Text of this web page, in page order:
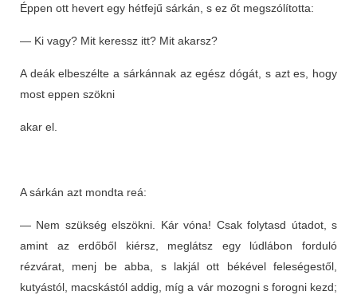
Éppen ott hevert egy hétfejű sárkán, s ez őt megszólította:
— Ki vagy? Mit keressz itt? Mit akarsz?
A deák elbeszélte a sárkánnak az egész dógát, s azt es, hogy
most eppen szökni
akar el.
A sárkán azt mondta reá:
— Nem szükség elszökni. Kár vóna! Csak folytasd útadot, s
amint az erdőből kiérsz, meglátsz egy lúdlábon forduló
rézvárat, menj be abba, s lakjál ott békével feleségestől,
kutyástól, macskástól addig, míg a vár mozogni s forogni kezd;